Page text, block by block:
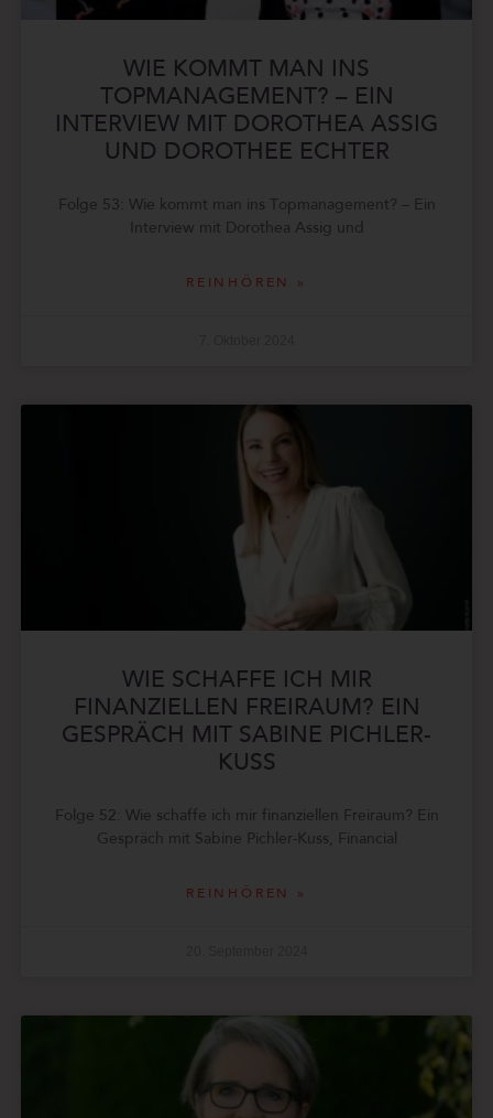
WIE KOMMT MAN INS
TOPMANAGEMENT? – EIN
INTERVIEW MIT DOROTHEA ASSIG
UND DOROTHEE ECHTER
Folge 53: Wie kommt man ins Topmanagement? – Ein
Interview mit Dorothea Assig und
REINHÖREN »
WIE SCHAFFE ICH MIR
FINANZIELLEN FREIRAUM? EIN
GESPRÄCH MIT SABINE PICHLER-
KUSS
Folge 52: Wie schaffe ich mir finanziellen Freiraum? Ein
Gespräch mit Sabine Pichler-Kuss, Financial
REINHÖREN »